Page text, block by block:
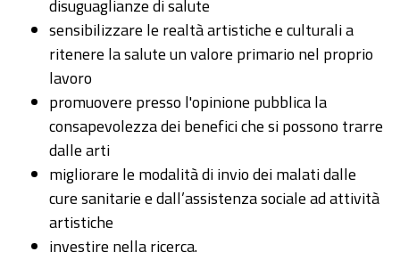
disuguaglianze di salute
sensibilizzare le realtà artistiche e culturali a
ritenere la salute un valore primario nel proprio
lavoro
promuovere presso l'opinione pubblica la
consapevolezza dei benefici che si possono trarre
dalle arti
migliorare le modalità di invio dei malati dalle
cure sanitarie e dall’assistenza sociale ad attività
artistiche
investire nella ricerca.